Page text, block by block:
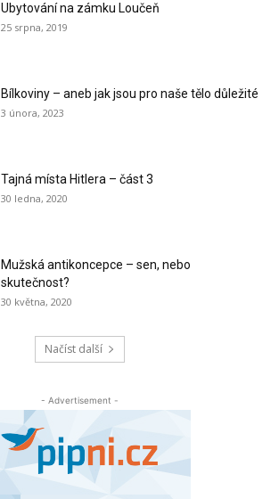
Ubytování na zámku Loučeň
25 srpna, 2019
Bílkoviny – aneb jak jsou pro naše tělo důležité
3 února, 2023
Tajná místa Hitlera – část 3
30 ledna, 2020
Mužská antikoncepce – sen, nebo
skutečnost?
30 května, 2020
Načíst další
- Advertisement -